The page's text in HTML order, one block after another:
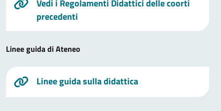
Vedi i Regolamenti Didattici delle coorti
precedenti
Linee guida di Ateneo
Linee guida sulla didattica